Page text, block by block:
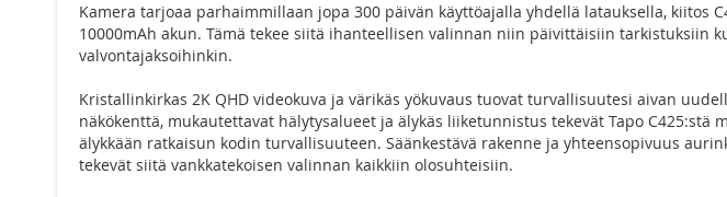
Kamera tarjoaa parhaimmillaan jopa 300 päivän käyttöajalla yhdellä latauksella, kiitos
10000mAh akun. Tämä tekee siitä ihanteellisen valinnan niin päivittäisiin tarkistuksiin
valvontajaksoihinkin.
Kristallinkirkas 2K QHD videokuva ja värikäs yökuvaus tuovat turvallisuutesi aivan
näkökenttä, mukautettavat hälytysalueet ja älykäs liiketunnistus tekevät Tapo C425:stä
älykkään ratkaisun kodin turvallisuuteen. Säänkestävä rakenne ja yhteensopivuus
tekevät siitä vankkatekoisen valinnan kaikkiin olosuhteisiin.